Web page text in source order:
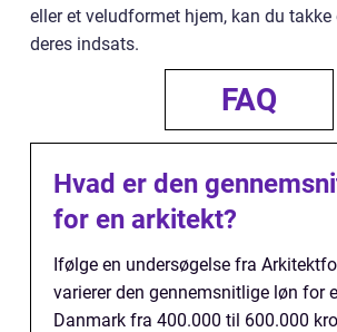
eller et veludformet hjem, kan du
deres indsats.
FAQ
Hvad er den
for en arkitekt?
Ifølge en undersøgelse fra
varierer den gennemsnitlige løn for
Danmark fra 400.000 til 600.000